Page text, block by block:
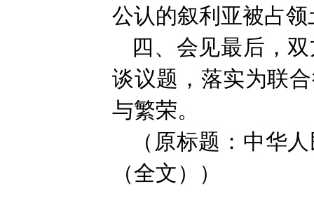
公认的叙利亚被占领
四、会见最后，
谈议题，落实为联
与繁荣。
（原标题：中华
（全文））